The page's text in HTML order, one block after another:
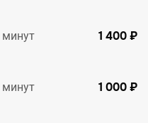
минут 1 400 ₽
минут 1 000 ₽